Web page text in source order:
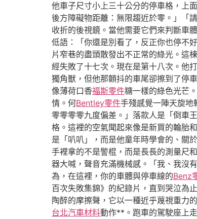
他車子尺寸小上三十公分的停車格，上
後方障礙物距離：無限趨近於零。」「
收折的後視鏡。當他需要它們來判斷車
低語：「你還是別看了，反正你也停不
片窄巷的盡頭散發出不正常的綠光。這
經失敗了十七次。現在是第十八次。他
獨角獸，但他那顫抖的車尾卻擦到了停
像薄荷口香福斯零件糖一樣的綠色光芒
情。何Bentley零件手殘感覺一陣天旋
零零零零九度偏差。」落款人是「倒車
格。這裡的空氣聞起來像是新買的輪胎
是「叭叭」，而是他童年時學會的、關
手裡拿的不是警棍，而是長長的測量尺
器大喊，聲音充滿機械感。「我、我沒
為，在這裡，你的車體與停車線的Benz
百次失敗集錦》的紀錄片，直到哭泣為
陶醉的摩擦聲，它以一種近乎蔑視重力
台北汽車材料動作**。跑車的駕駛座上